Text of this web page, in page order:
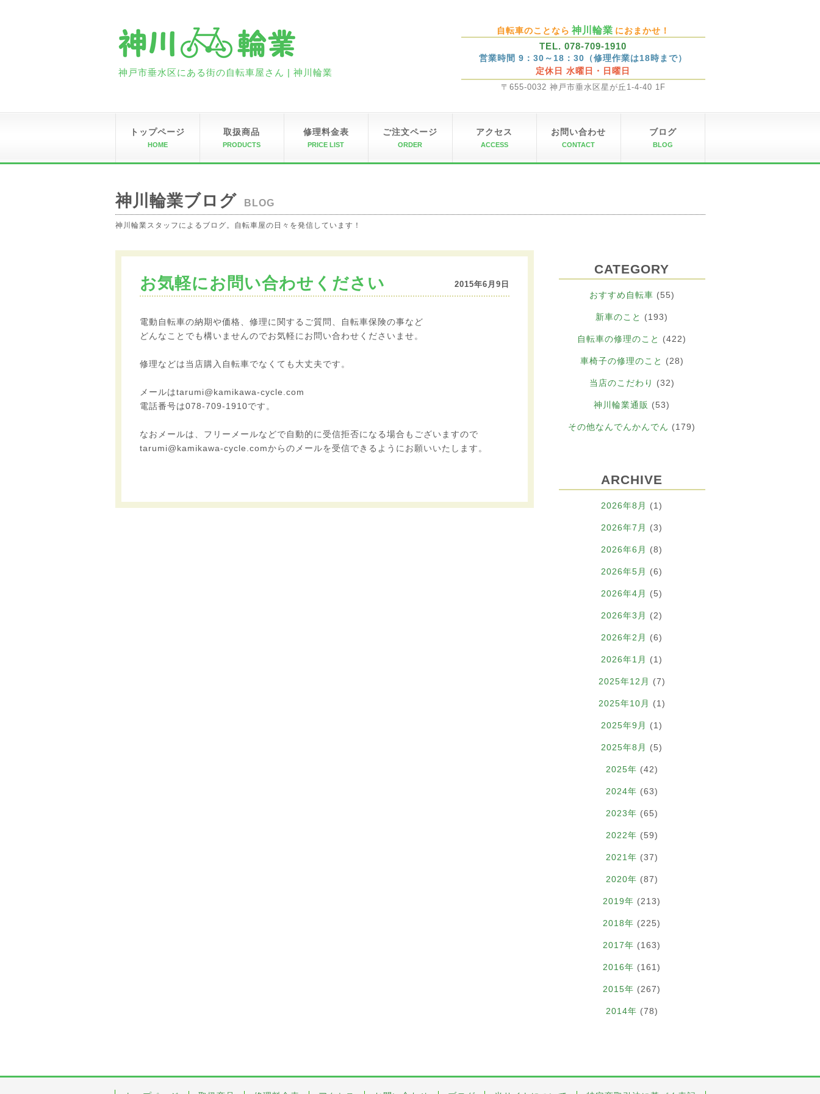
神戸市垂水区にある街の自転車屋さん | 神川輪業
自転車のことなら 神川輪業 におまかせ！
TEL. 078-709-1910
営業時間 9：30～18：30（修理作業は18時まで）
定休日 水曜日・日曜日
〒655-0032 神戸市垂水区星が丘1-4-40 1F
トップページ
HOME
取扱商品
PRODUCTS
修理料金表
PRICE LIST
ご注文ページ
ORDER
アクセス
ACCESS
お問い合わせ
CONTACT
ブログ
BLOG
神川輪業ブログ BLOG
神川輪業スタッフによるブログ。自転車屋の日々を発信しています！
お気軽にお問い合わせください 2015年6月9日
電動自転車の納期や価格、修理に関するご質問、自転車保険の事など
どんなことでも構いませんのでお気軽にお問い合わせくださいませ。
修理などは当店購入自転車でなくても大丈夫です。
メールはtarumi@kamikawa-cycle.com
電話番号は078-709-1910です。
なおメールは、フリーメールなどで自動的に受信拒否になる場合もございますので
tarumi@kamikawa-cycle.comからのメールを受信できるようにお願いいたします。
CATEGORY
おすすめ自転車 (55)
新車のこと (193)
自転車の修理のこと (422)
車椅子の修理のこと (28)
当店のこだわり (32)
神川輪業通販 (53)
その他なんでんかんでん (179)
ARCHIVE
2026年8月 (1)
2026年7月 (3)
2026年6月 (8)
2026年5月 (6)
2026年4月 (5)
2026年3月 (2)
2026年2月 (6)
2026年1月 (1)
2025年12月 (7)
2025年10月 (1)
2025年9月 (1)
2025年8月 (5)
2025年 (42)
2024年 (63)
2023年 (65)
2022年 (59)
2021年 (37)
2020年 (87)
2019年 (213)
2018年 (225)
2017年 (163)
2016年 (161)
2015年 (267)
2014年 (78)